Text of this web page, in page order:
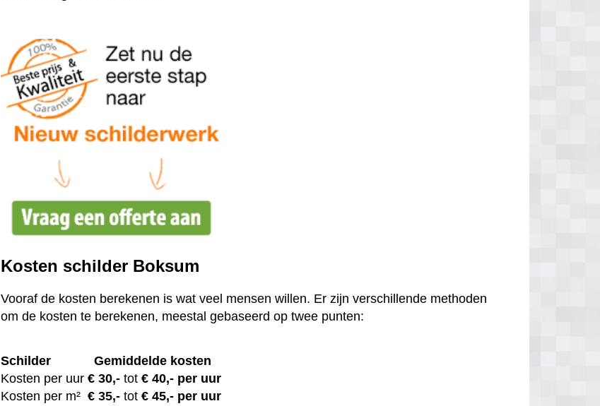
Kosten schilder Boksum
Vooraf de kosten berekenen is wat veel mensen willen. Er zijn verschillende methoden
om de kosten te berekenen, meestal gebaseerd op twee punten:
Schilder
Gemiddelde kosten
Kosten per uur € 30,-tot € 40,- per uur
Kosten per m²€35,- tot € 45,- per uur